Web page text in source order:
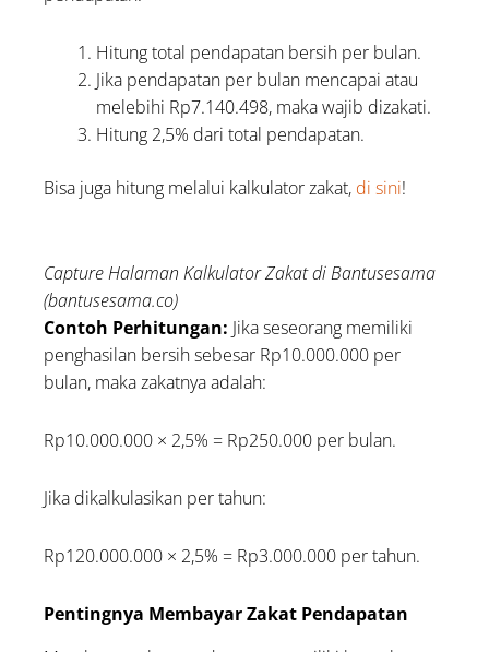
Hitung total pendapatan bersih per bulan.
Jika pendapatan per bulan mencapai atau
melebihi Rp7.140.498, maka wajib dizakati.
Hitung 2,5% dari total pendapatan.
Bisa juga hitung melalui kalkulator zakat, di sini!
Capture Halaman Kalkulator Zakat di Bantusesama
(bantusesama.co)
Contoh Perhitungan: Jika seseorang memiliki
penghasilan bersih sebesar Rp10.000.000 per
bulan, maka zakatnya adalah:
Rp10.000.000 × 2,5% = Rp250.000 per bulan.
Jika dikalkulasikan per tahun:
Rp120.000.000 × 2,5% = Rp3.000.000 per tahun.
Pentingnya Membayar Zakat Pendapatan